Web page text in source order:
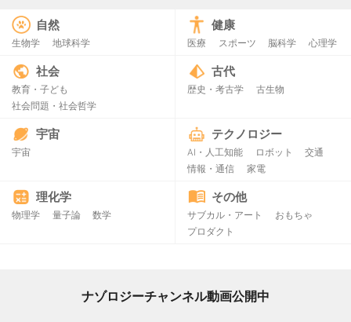
自然
生物学 地球科学
健康
医療 スポーツ 脳科学 心理学
社会
教育・子ども
社会問題・社会哲学
古代
歴史・考古学 古生物
宇宙
宇宙
テクノロジー
AI・人工知能 ロボット
交通
情報・通信
家電
理化学
物理学 量子論 数学
その他
サブカル・アート
おもちゃ
プロダクト
ナゾロジーチャンネル動画公開中